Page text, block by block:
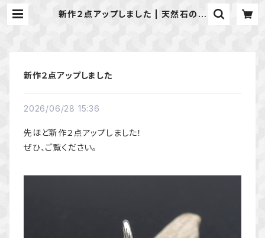
新作２点アップしました | 天然石のア
新作２点アップしました
2026/06/28 15:36
先ほど新作２点アップしました！
ぜひ、ご覧ください。